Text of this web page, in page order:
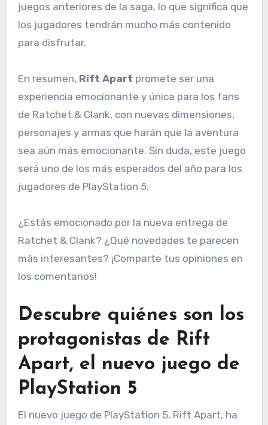
juegos anteriores de la saga, lo que significa que
los jugadores tendrán mucho más contenido
para disfrutar.
En resumen, Rift Apart promete ser una
experiencia emocionante y única para los fans
de Ratchet & Clank, con nuevas dimensiones,
personajes y armas que harán que la aventura
sea aún más emocionante. Sin duda, este juego
será uno de los más esperados del año para los
jugadores de PlayStation 5.
¿Estás emocionado por la nueva entrega de
Ratchet & Clank? ¿Qué novedades te parecen
más interesantes? ¡Comparte tus opiniones en
los comentarios!
Descubre quiénes son los
protagonistas de Rift
Apart, el nuevo juego de
PlayStation 5
El nuevo juego de PlayStation 5, Rift Apart, ha